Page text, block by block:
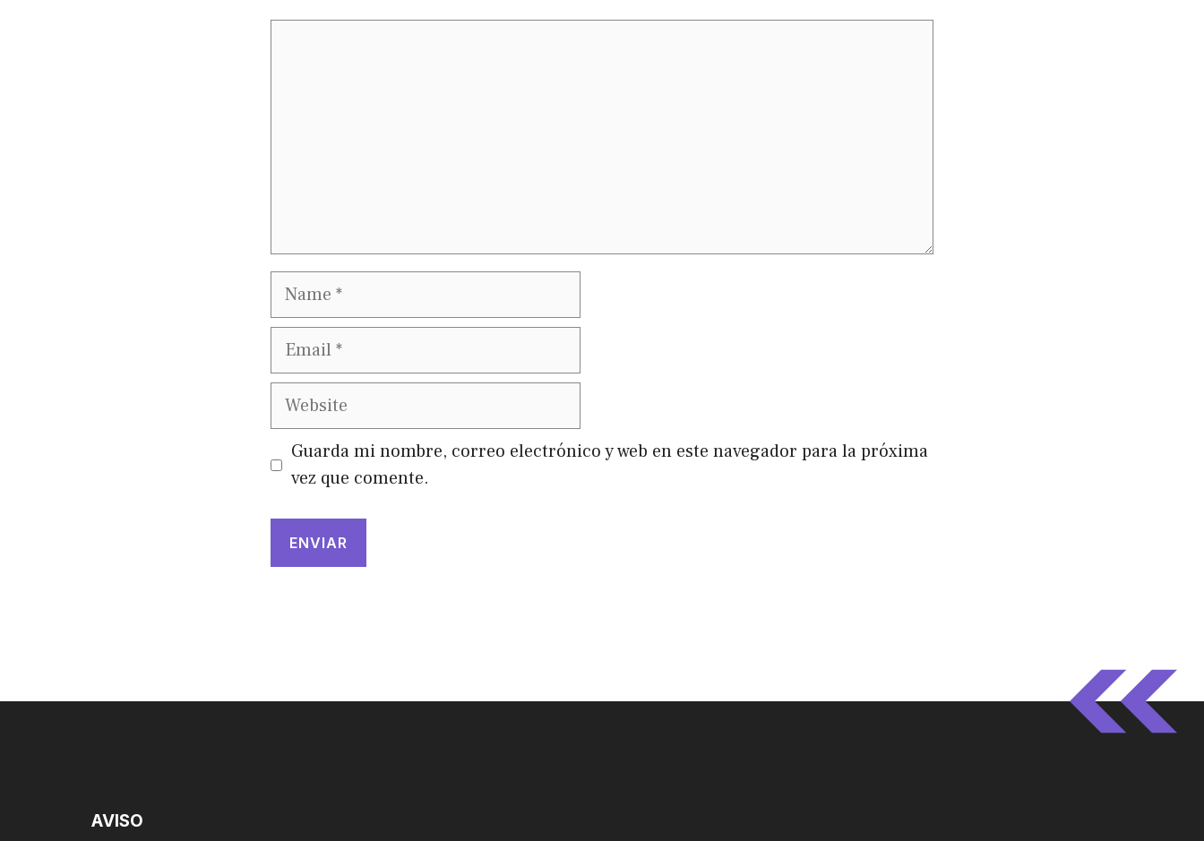
Name
Email
Website
Guarda mi nombre, correo electrónico y web en este navegador para la próxima
vez que comente.
AVISO